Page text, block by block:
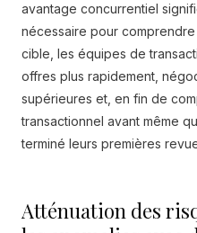
avantage concurrentiel
nécessaire pour
cible, les équipes de
offres plus rapidement,
supérieures et, en fin de
transactionnel avant même
terminé leurs premières
Atténuation des